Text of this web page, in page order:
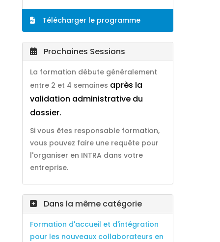
Télécharger le programme
Prochaines Sessions
La formation débute généralement
entre 2 et 4 semaines après la
validation administrative du
dossier.
Si vous êtes responsable formation,
vous pouvez faire une requête pour
l'organiser en INTRA dans votre
entreprise.
Dans la même catégorie
Formation d'accueil et d'intégration
pour les nouveaux collaborateurs en